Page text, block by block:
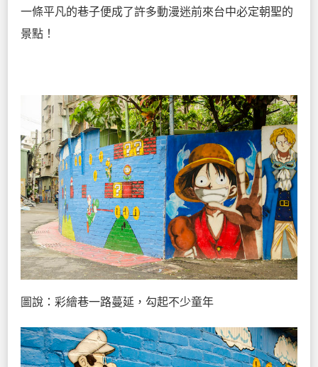
一條平凡的巷子便成了許多動漫迷前來台中必定朝聖的
景點！
圖說：彩繪巷一路蔓延，勾起不少童年